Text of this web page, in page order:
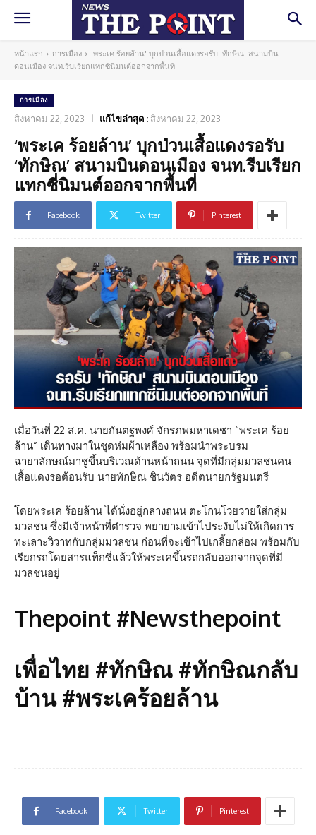
หน้าแรก การเมือง
'พระเค ร้อยล้าน' บุกป่วนเสื้อแดงรอรับ 'ทักษิณ' สนามบิน
ดอนเมือง จนท.รีบเรียกแทกซี่นิมนต์ออกจากพื้นที่
การเมือง
สิงหาคม 22, 2023 แก้ไขล่าสุด : สิงหาคม 22, 2023
‘พระเค ร้อยล้าน’ บุกป่วนเสื้อแดงรอรับ
‘ทักษิณ’ สนามบินดอนเมือง จนท.รีบเรียก
แทกซี่นิมนต์ออกจากพื้นที่
Facebook Twitter Pinterest
เมื่อวันที่ 22 ส.ค. นายกันตฐพงศ์ จักรภพมหาเดชา “พระเค ร้อย
ล้าน” เดินทางมาในชุดห่มผ้าเหลือง พร้อมนำพระบรม
ฉายาลักษณ์มาชูขึ้นบริเวณด้านหน้าถนน จุดที่มีกลุ่มมวลชนคน
เสื้อแดงรอต้อนรับ นายทักษิณ ชินวัตร อดีตนายกรัฐมนตรี
โดยพระเค ร้อยล้าน ได้นั่งอยู่กลางถนน ตะโกนโวยวายใส่กลุ่ม
มวลชน ซึ่งมีเจ้าหน้าที่ตำรวจ พยายามเข้าไประงับไม่ให้เกิดการ
ทะเลาะวิวาทกับกลุ่มมวลชน ก่อนที่จะเข้าไปเกลี้ยกล่อม พร้อมกับ
เรียกรถโดยสารแท็กซี่แล้วให้พระเคขึ้นรถกลับออกจากจุดที่มี
มวลชนอยู่
Thepoint #Newsthepoint
เพื่อไทย #ทักษิณ #ทักษิณกลับ
บ้าน #พระเคร้อยล้าน
Facebook Twitter Pinterest